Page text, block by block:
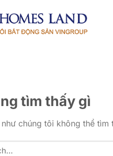
tìm thấy gì
chúng tôi không thể